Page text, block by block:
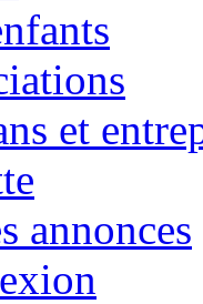
et
annonces